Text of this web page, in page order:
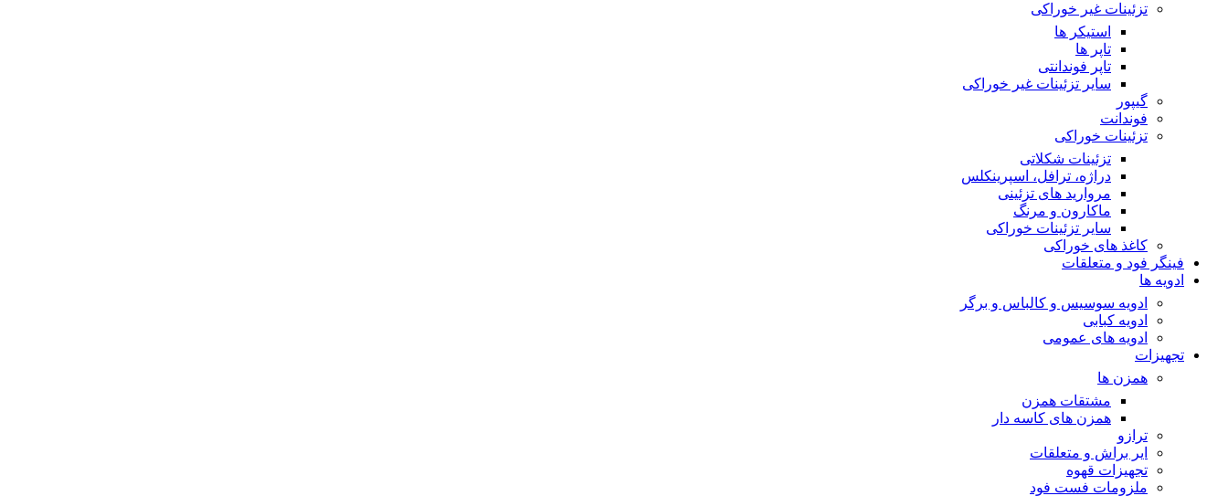
تزئینات غیر خوراکی
استیکر ها
تاپر ها
تاپر فوندانتی
سایر تزئینات غیر خوراکی
گیپور
فوندانت
تزئینات خوراکی
تزئینات شکلاتی
دراژه، ترافل، اسپرینکلس
مروارید های تزئینی
ماکارون و مرنگ
سایر تزئینات خوراکی
کاغذ های خوراکی
فینگر فود و متعلقات
ادویه ها
ادویه سوسیس و کالباس و برگر
ادویه کبابی
ادویه های عمومی
تجهیزات
همزن ها
مشتقات همزن
همزن های کاسه دار
ترازو
ایر براش و متعلقات
تجهیزات قهوه
ملزومات فست فود